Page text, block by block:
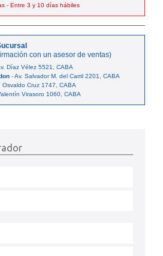
- Entre 3 y 10 días hábiles
con un asesor de ventas)
Díaz Vélez 5521, CABA
- Av. Salvador M. del Carril 2201, CABA
Osvaldo Cruz 1747, CABA
Virasoro 1060, CABA